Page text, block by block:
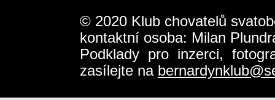
© 2020 Klub chovatelů
kontaktní osoba: Milan
Podklady pro inzerci,
zasílejte na